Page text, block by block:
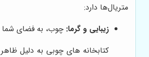
متریال‌ها دارد:
زیبایی و گرما: چوب، به فضای
کتابخانه های چوبی به دلیل